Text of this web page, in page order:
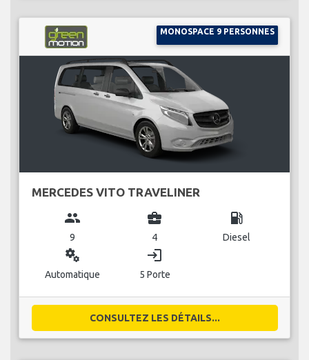
MONOSPACE 9 PERSONNES
MERCEDES VITO TRAVELINER
group
9
business_center
4
local_gas_station
Diesel
miscellaneous_services
Automatique
login
5 Porte
CONSULTEZ LES DÉTAILS...